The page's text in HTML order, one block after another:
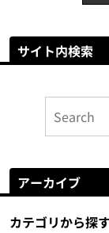
サイト内検索
アーカイブ
カテゴリから探す